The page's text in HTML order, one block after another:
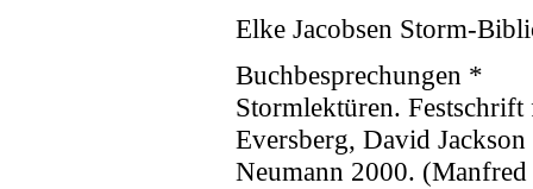
Elke Jacobsen Storm-
Buchbesprechungen *
Stormlektüren.
Eversberg, David
Neumann 2000.